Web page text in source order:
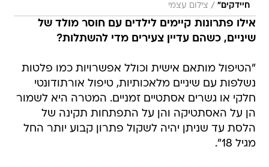
חיידקים" / צילום עצמי
אילו פתרונות קיימים לילדים עם חוסר מולד של
שיניים, כשהם עדיין צעירים מדי להשתלות?
"הטיפול מותאם אישית וכולל אפשרויות כמו פלטות
נשלפות עם שיניים מלאכותיות, טיפול אורתודונטי
חלקי או גשרים אסתטיים זמניים. המטרה היא לשמור
הן על האסתטיקה והן על התפתחות תקינה של
הלסת עד שניתן יהיה לשקול פתרון קבוע יותר החל
מגיל 18".